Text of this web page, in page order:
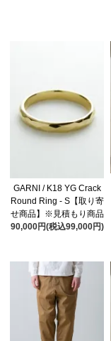
GARNI / K18 YG Crack
Round Ring - S【取り寄
せ商品】※見積もり商品
90,000円(税込99,000円)